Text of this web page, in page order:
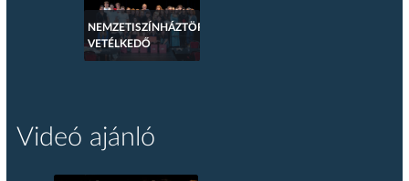
NEMZETISZÍNHÁZTÖRTÉNETI
VETÉLKEDŐ
Videó ajánló